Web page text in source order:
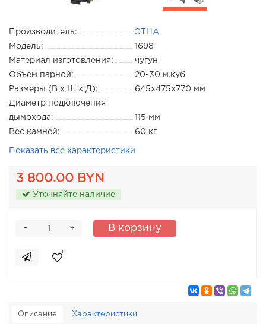
Производитель:
ЭТНА
Модель:
1698
Материал изготовления:
чугун
Объем парной:
20-30 м.куб
Размеры (В х Ш х Д):
645х475х770 мм
Диаметр подключения
дымохода:
115 мм
Вес камней:
60 кг
Показать все характеристики
3 800.00 BYN
Уточняйте наличие
+
- В корзину
Описание Характеристики